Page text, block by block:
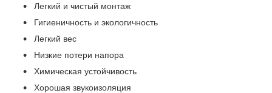
Легкий и чистый монтаж
Гигиеничность и экологичность
Легкий вес
Низкие потери напора
Химическая устойчивость
Хорошая звукоизоляция